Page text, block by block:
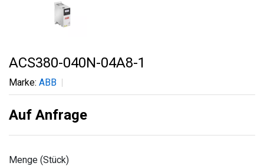
ACS380-040N-04A8-1
Marke: ABB
Auf Anfrage
Menge (Stück)